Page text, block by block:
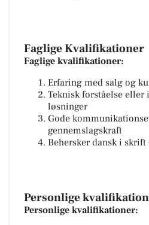
Faglige Kvalifikationer
Faglige kvalifikationer:
Erfaring med salg og
Teknisk forståelse eller
løsninger
Gode
gennemslagskraft
Behersker dansk i skrift
Personlige
Personlige kvalifikationer: